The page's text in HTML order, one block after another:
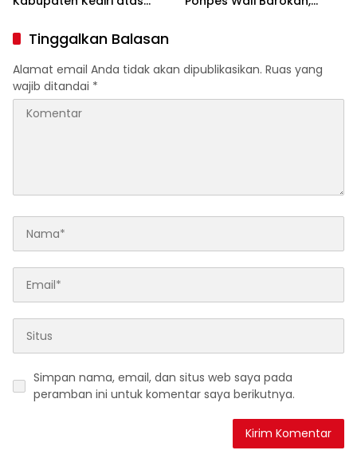
Penggunaan Material
Ilegal Proyek Tol Kediri
Oleh PT. HASTARI JAYA
SENTOSA
Tinggalkan Balasan
Alamat email Anda tidak akan dipublikasikan. Ruas yang
wajib ditandai *
Simpan nama, email, dan situs web saya pada
peramban ini untuk komentar saya berikutnya.